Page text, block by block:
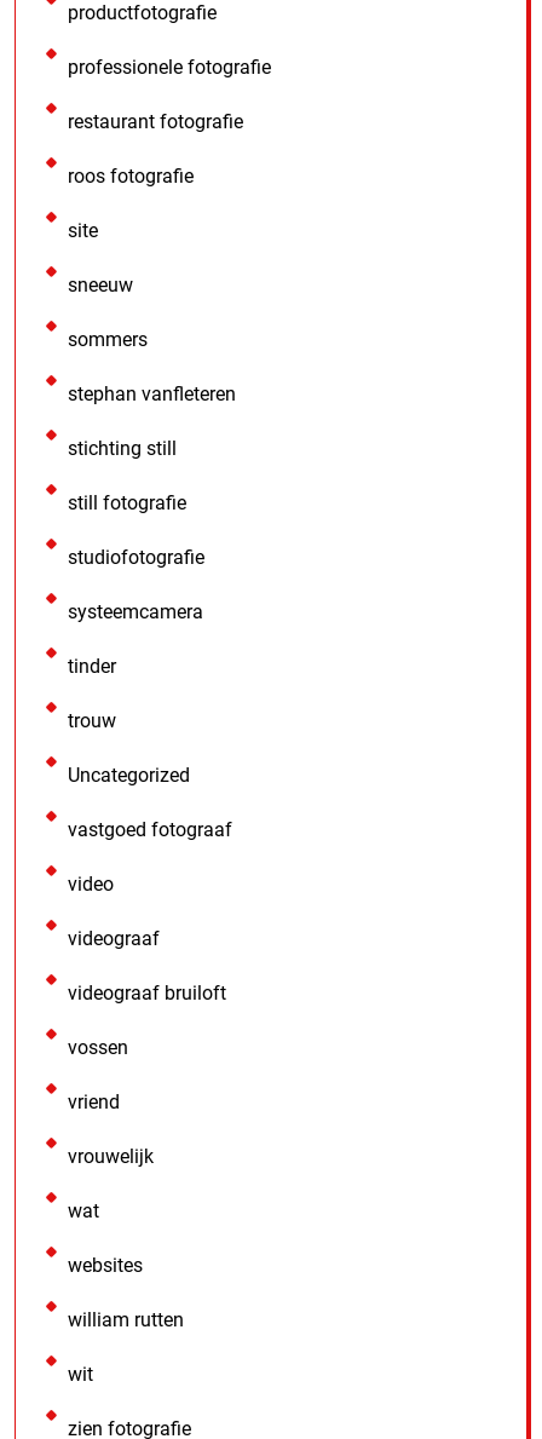
productfotografie
professionele fotografie
restaurant fotografie
roos fotografie
site
sneeuw
sommers
stephan vanfleteren
stichting still
still fotografie
studiofotografie
systeemcamera
tinder
trouw
Uncategorized
vastgoed fotograaf
video
videograaf
videograaf bruiloft
vossen
vriend
vrouwelijk
wat
websites
william rutten
wit
zien fotografie